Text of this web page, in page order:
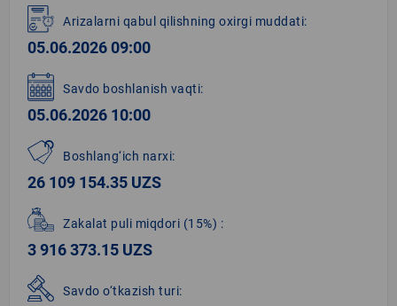
1
of
7
Arizalarni qabul qilishning oxirgi muddati:
05.06.2026 09:00
Savdo boshlanish vaqti:
05.06.2026 10:00
Boshlang‘ich narxi:
26 109 154.35 UZS
Zakalat puli miqdori (15%) :
3 916 373.15 UZS
Savdo o‘tkazish turi: